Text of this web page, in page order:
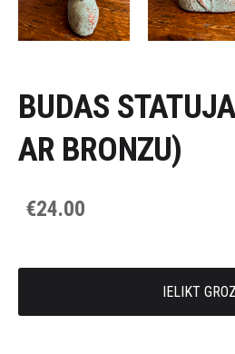
BUDAS
AR BRONZU)
€24.00
IELIKT